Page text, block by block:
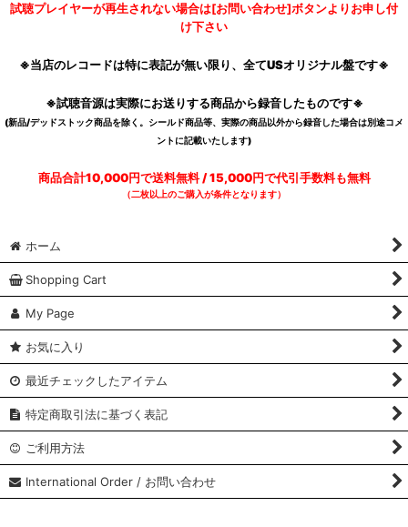
試聴プレイヤーが再生されない場合は[お問い合わせ]ボタンよりお申し付
け下さい
※当店のレコードは特に表記が無い限り、全てUSオリジナル盤です※
※試聴音源は実際にお送りする商品から録音したものです※
(新品/デッドストック商品を除く。シールド商品等、実際の商品以外から録音した場合は別途コメ
ントに記載いたします)
商品合計10,000円で送料無料 / 15,000円で代引手数料も無料
（二枚以上のご購入が条件となります）
ホーム
Shopping Cart
My Page
お気に入り
最近チェックしたアイテム
特定商取引法に基づく表記
ご利用方法
International Order / お問い合わせ